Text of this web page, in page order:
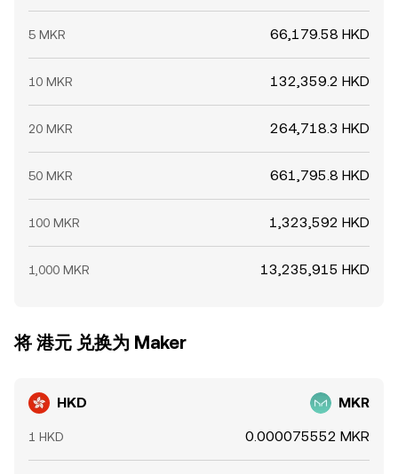
5 MKR 66,179.58 HKD
10 MKR 132,359.2 HKD
20 MKR 264,718.3 HKD
50 MKR 661,795.8 HKD
100 MKR 1,323,592 HKD
1,000 MKR 13,235,915 HKD
将 港元 兑换为 Maker
HKD MKR
1 HKD 0.000075552 MKR